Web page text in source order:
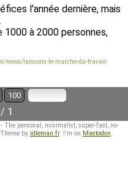
l'année dernière, mais
à 2000 personnes,
news/laissons-le-marche-du-travail-
100
1
- The personal, minimalist, super-fast, no-
by idleman.fr. I'm on Mastodon.